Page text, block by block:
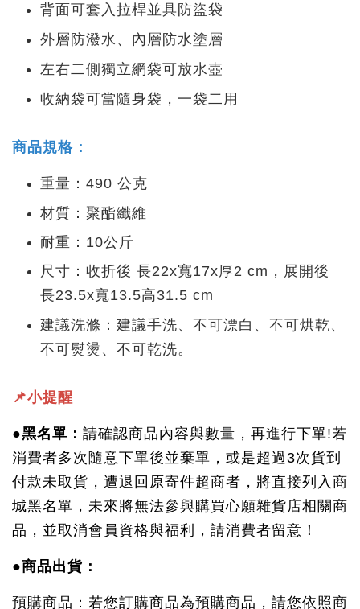
背面可套入拉桿並具防盜袋
外層防潑水、內層防水塗層
左右二側獨立網袋可放水壺
收納袋可當隨身袋，一袋二用
商品規格：
重量：490 公克
材質：聚酯纖維
耐重：10公斤
尺寸：收折後 長22x寬17x厚2 cm，展開後
長23.5x寬13.5高31.5 cm
建議洗滌：建議手洗、不可漂白、不可烘乾、
不可熨燙、不可乾洗。
📌小提醒
●黑名單： 請確認商品內容與數量，再進行下單!若
消費者多次隨意下單後並棄單，或是超過3次貨到
付款未取貨，遭退回原寄件超商者，將直接列入商
城黑名單，未來將無法參與購買心願雜貨店相關商
品，並取消會員資格與福利，請消費者留意！
●商品出貨：
預購商品：若您訂購商品為預購商品，請您依照商